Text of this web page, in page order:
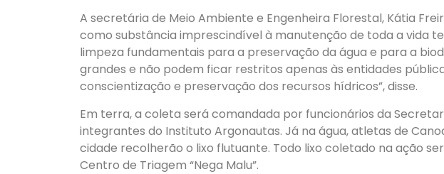
A secretária de Meio Ambiente e Engenheira Florestal, Kátia
como substância imprescindível à manutenção de toda a vida
limpeza fundamentais para a preservação da água e para a
grandes e não podem ficar restritos apenas às entidades
conscientização e preservação dos recursos hídricos”, disse.
Em terra, a coleta será comandada por funcionários da
integrantes do Instituto Argonautas. Já na água, atletas de
cidade recolherão o lixo flutuante. Todo lixo coletado na ação
Centro de Triagem “Nega Malu”.